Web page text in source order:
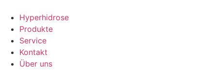
Inhalt
springen
Hyperhidrose
Produkte
Service
Kontakt
Über uns